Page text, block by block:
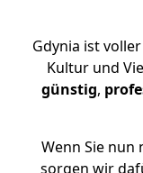
Gdynia ist
Kultur und
günstig,
Wenn Sie nun
sorgen wir